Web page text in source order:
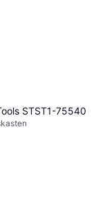
STST1-75540